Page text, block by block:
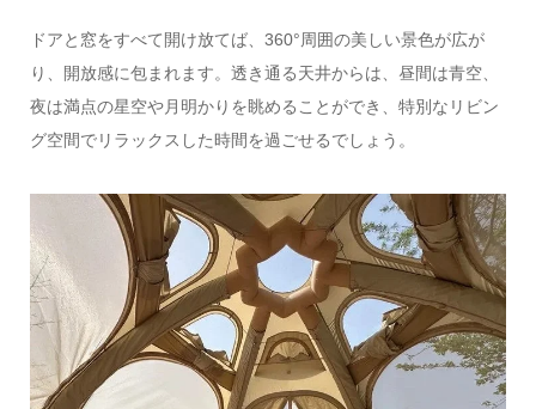
ドアと窓をすべて開け放てば、360°周囲の美しい景色が広が
り、開放感に包まれます。透き通る天井からは、昼間は青空、
夜は満点の星空や月明かりを眺めることができ、特別なリビン
グ空間でリラックスした時間を過ごせるでしょう。